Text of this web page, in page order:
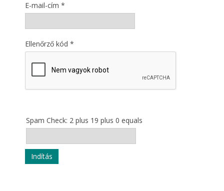
E-mail-cím *
Ellenőrző kód *
Spam Check: 2 plus 19 plus 0 equals
Indítás